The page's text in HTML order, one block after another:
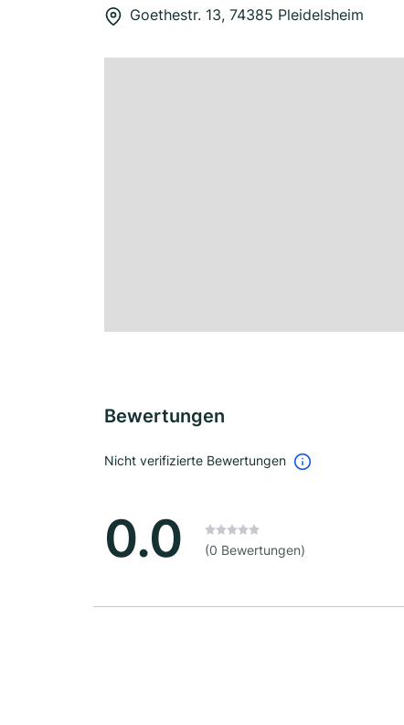
Goethestr. 13, 74385 Pleidelsheim
Bewertungen
Nicht verifizierte Bewertungen
0.0 (0 Bewertungen)